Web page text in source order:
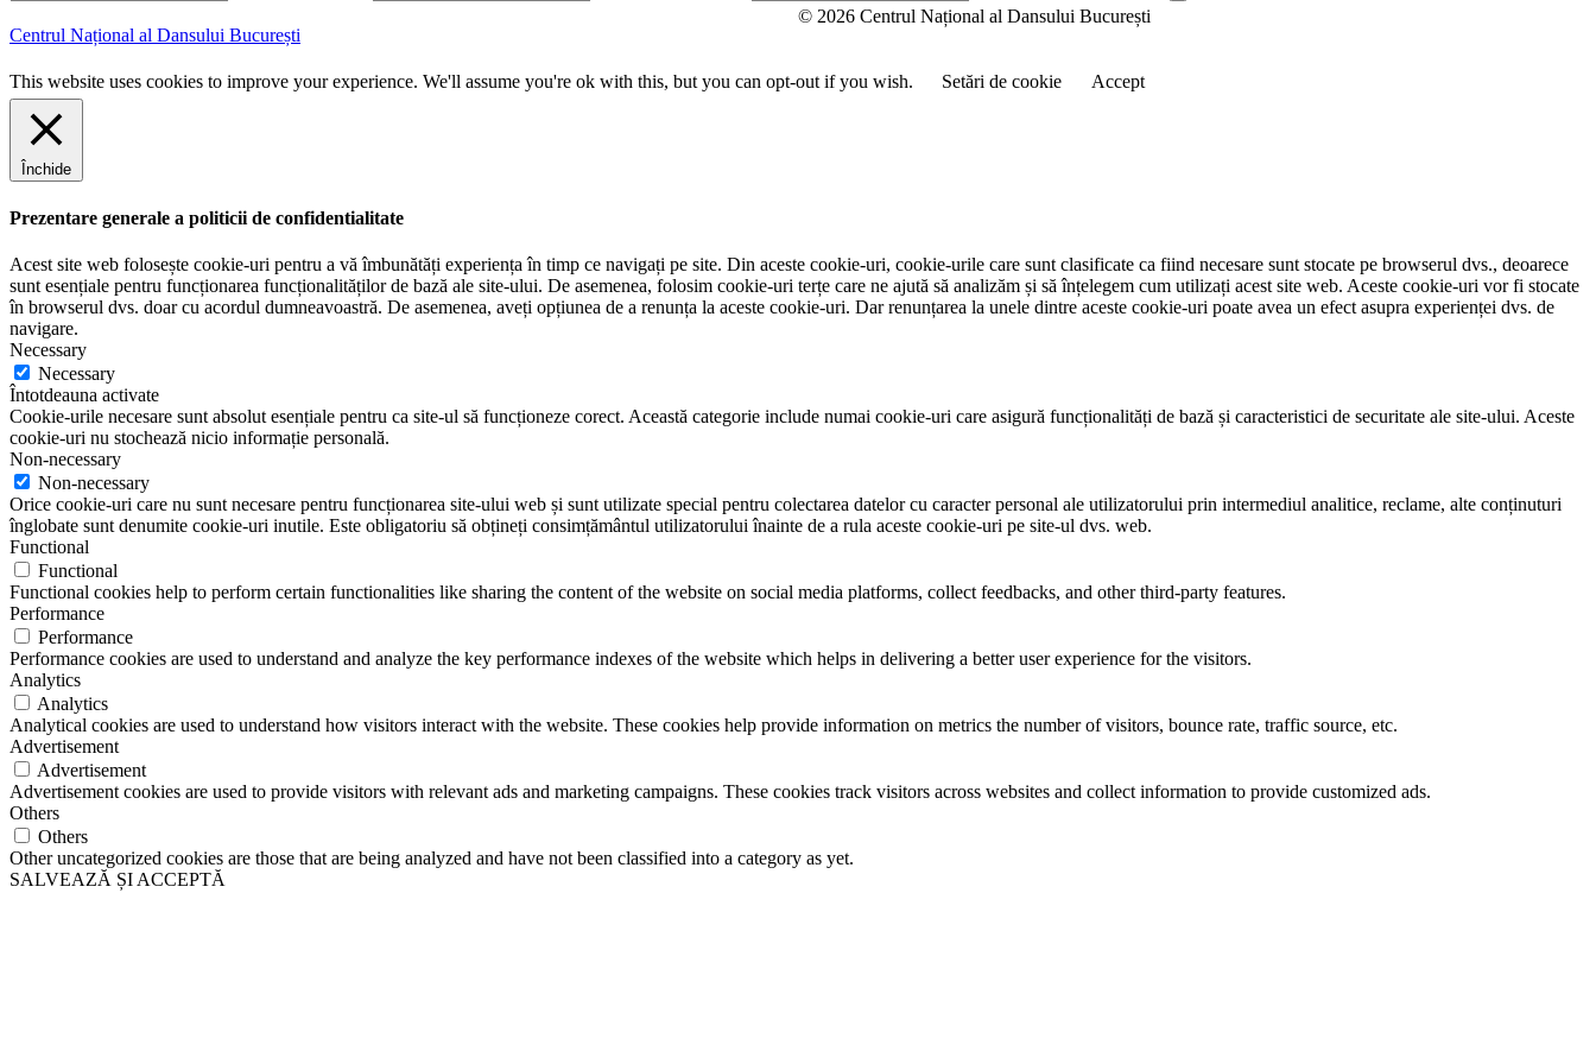
m
a
i
l
r
u
m
u
Centrul Național al Dansului București
© 2026 Centrul Național al Dansului București
This website uses cookies to improve your experience. We'll assume you're ok with this, but you can opt-out if you wish. Setări de cookie Accept
Închide
Prezentare generale a politicii de confidentialitate
Acest site web folosește cookie-uri pentru a vă îmbunătăți experiența în timp ce navigați pe site. Din aceste cookie-uri, cookie-urile care sunt clasificate ca fiind necesare sunt stocate pe browserul dvs., deoarece
sunt esențiale pentru funcționarea funcționalităților de bază ale site-ului. De asemenea, folosim cookie-uri terțe care ne ajută să analizăm și să înțelegem cum utilizați acest site web. Aceste cookie-uri vor fi stocate
în browserul dvs. doar cu acordul dumneavoastră. De asemenea, aveți opțiunea de a renunța la aceste cookie-uri. Dar renunțarea la unele dintre aceste cookie-uri poate avea un efect asupra experienței dvs. de
navigare.
Necessary
Necessary
Întotdeauna activate
Cookie-urile necesare sunt absolut esențiale pentru ca site-ul să funcționeze corect. Această categorie include numai cookie-uri care asigură funcționalități de bază și caracteristici de securitate ale site-ului. Aceste
cookie-uri nu stochează nicio informație personală.
Non-necessary
Non-necessary
Orice cookie-uri care nu sunt necesare pentru funcționarea site-ului web și sunt utilizate special pentru colectarea datelor cu caracter personal ale utilizatorului prin intermediul analitice, reclame, alte conținuturi
înglobate sunt denumite cookie-uri inutile. Este obligatoriu să obțineți consimțământul utilizatorului înainte de a rula aceste cookie-uri pe site-ul dvs. web.
Functional
Functional
Functional cookies help to perform certain functionalities like sharing the content of the website on social media platforms, collect feedbacks, and other third-party features.
Performance
Performance
Performance cookies are used to understand and analyze the key performance indexes of the website which helps in delivering a better user experience for the visitors.
Analytics
Analytics
Analytical cookies are used to understand how visitors interact with the website. These cookies help provide information on metrics the number of visitors, bounce rate, traffic source, etc.
Advertisement
Advertisement
Advertisement cookies are used to provide visitors with relevant ads and marketing campaigns. These cookies track visitors across websites and collect information to provide customized ads.
Others
Others
Other uncategorized cookies are those that are being analyzed and have not been classified into a category as yet.
SALVEAZĂ ȘI ACCEPTĂ